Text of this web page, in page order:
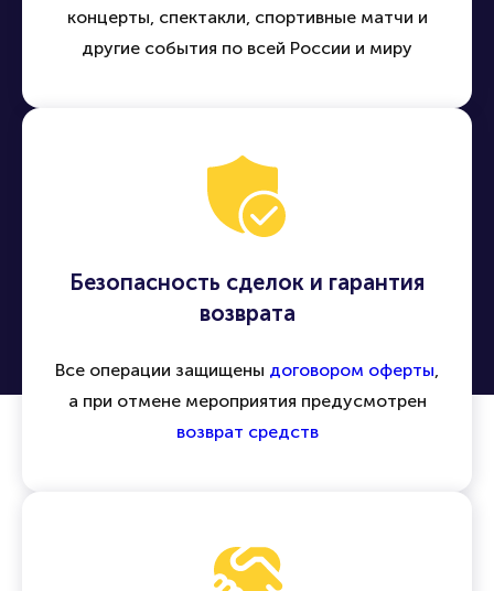
концерты, спектакли, спортивные матчи и
другие события по всей России и миру
Безопасность сделок и гарантия
возврата
Все операции защищены договором оферты,
а при отмене мероприятия предусмотрен
возврат средств